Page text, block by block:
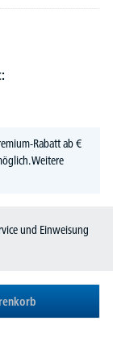
Rabatt ab €
Weitere
und Einweisung